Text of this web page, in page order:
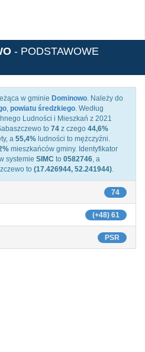
- PODSTAWOWE
w gminie Dominowo. Należy do
, powiatu średzkiego. Według
Ludności i Mieszkań z 2021
to 74 z czego 44,6%
a 55,4% ludności to mężczyźni.
mieszkańców gminy. Identyfikator
systemie SIMC to 0582746, a
to (17.426944, 52.241944).
74
(+48) 61
PSR